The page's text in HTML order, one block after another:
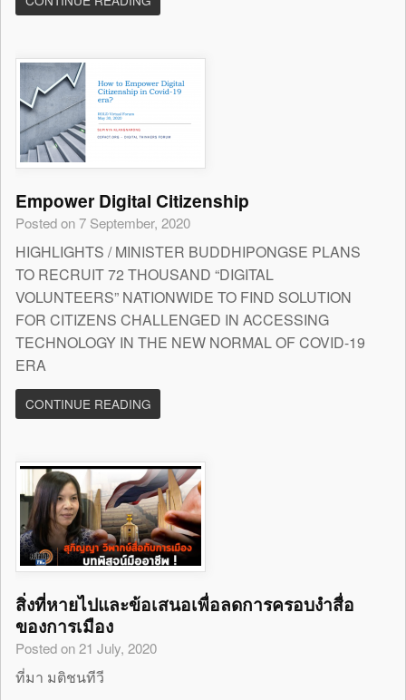
Empower Digital Citizenship
Posted on 7 September, 2020
HIGHLIGHTS / MINISTER BUDDHIPONGSE PLANS
TO RECRUIT 72 THOUSAND “DIGITAL
VOLUNTEERS” NATIONWIDE TO FIND SOLUTION
FOR CITIZENS CHALLENGED IN ACCESSING
TECHNOLOGY IN THE NEW NORMAL OF COVID-19
ERA
CONTINUE READING
สิ่งที่หายไปและข้อเสนอเพื่อลดการครอบงำสื่อ
ของการเมือง
Posted on 21 July, 2020
ที่มา มติชนทีวี